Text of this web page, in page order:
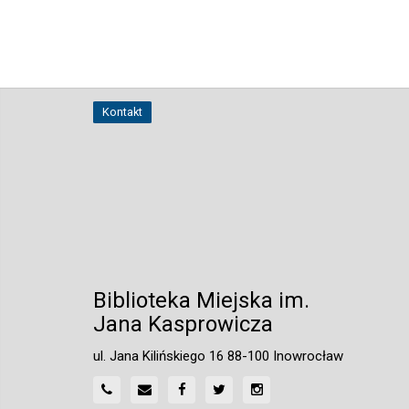
Kontakt
Biblioteka Miejska im.
Jana Kasprowicza
ul. Jana Kilińskiego 16 88-100 Inowrocław